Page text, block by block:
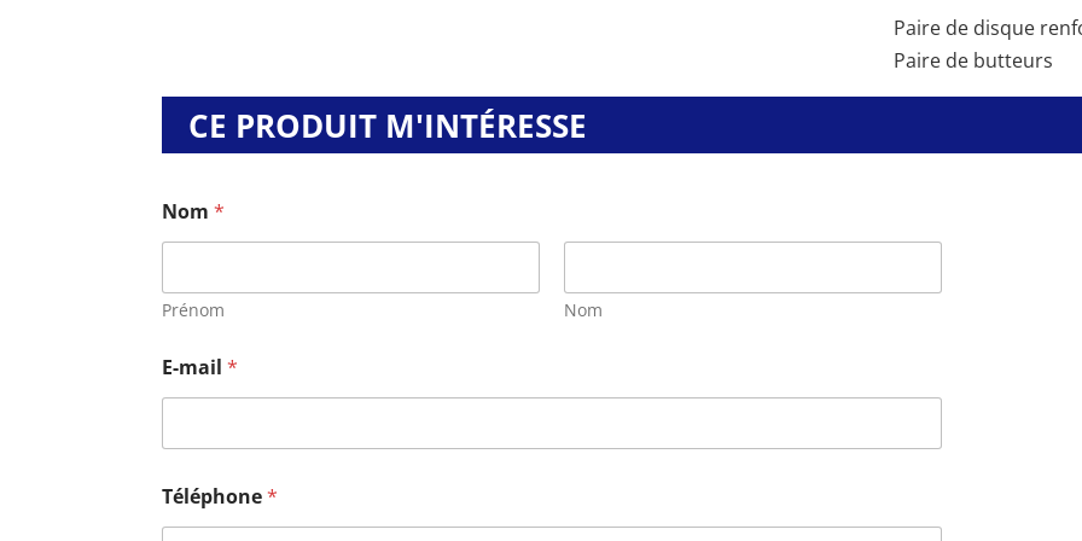
Paire de disque
Paire de butteurs
CE PRODUIT M'INTÉRESSE
Nom*
Prénom Nom
E-mail*
Téléphone*